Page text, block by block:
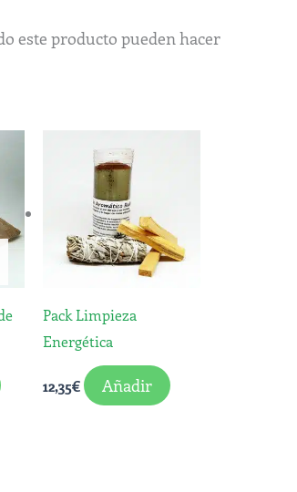
este producto pueden hacer
Pack Limpieza
Energética
12,35€ Añadir